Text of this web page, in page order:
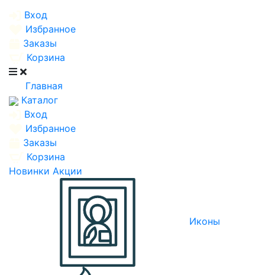
Вход
Избранное
Заказы
Корзина
Главная
Каталог
Вход
Избранное
Заказы
Корзина
Новинки Акции
Иконы